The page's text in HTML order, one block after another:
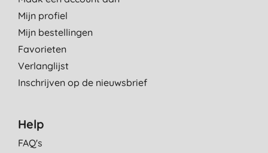
Mijn profiel
Mijn bestellingen
Favorieten
Verlanglijst
Inschrijven op de nieuwsbrief
Help
FAQ's